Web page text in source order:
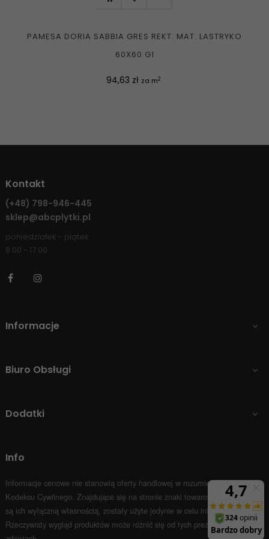
PAMESA DORIA SABBIA GRES REKT. MAT. LASTRYKO
60X60 G1
Cena
94,63 zł za m2
Kontakt
(+48) 798-946-445
sklep@abcplytki.pl
poniedziałek - piątek
8:00 - 17:00
Facebook
Informacje 
Biuro Obsługi 
Dodatki 
Info
Informacje cenowe nie stanowią oferty handlowej w rozumieniu Art.66 par.1
Kodeksu Cywilnego. Znajdujące się na stronie znaki towarowe i nazwy firm
są ich wyłączną własnością, zostały użyte jedynie w celu informacyjnym.
Rzeczywisty wygląd produktów może różnić się od tych prezentowanych na